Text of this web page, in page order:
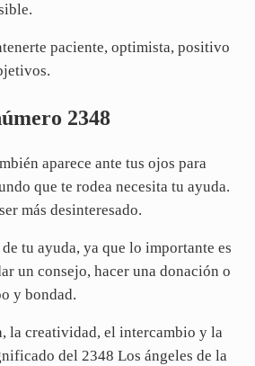
paciente, optimista, positivo
2348
aparece ante tus ojos para
que te rodea necesita tu ayuda.
más desinteresado.
tu ayuda, ya que lo importante es
un consejo, hacer una donación o
y bondad.
la creatividad, el intercambio y la
del 2348 Los ángeles de la